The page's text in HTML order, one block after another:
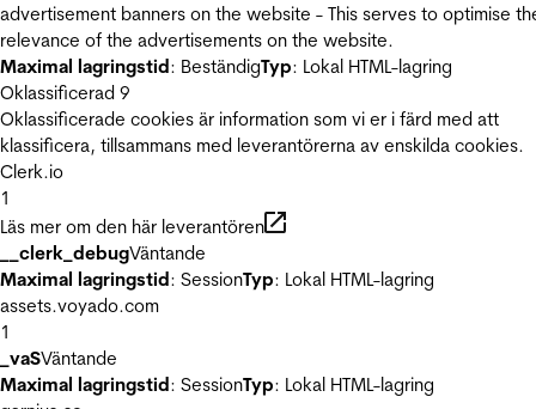
advertisement banners on the website - This serves to optimise
relevance of the advertisements on the website.
Maximal lagringstid: BeständigTyp: Lokal HTML-lagring
Oklassificerad 9
Oklassificerade cookies är information som vi er i färd med att
klassificera, tillsammans med leverantörerna av enskilda cookies.
Clerk.io
1
Läs mer om den här leverantören
__clerk_debugVäntande
Maximal lagringstid: SessionTyp: Lokal HTML-lagring
assets.voyado.com
1
_vaSVäntande
Maximal lagringstid: SessionTyp: Lokal HTML-lagring